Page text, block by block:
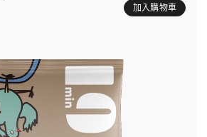
加入購物車